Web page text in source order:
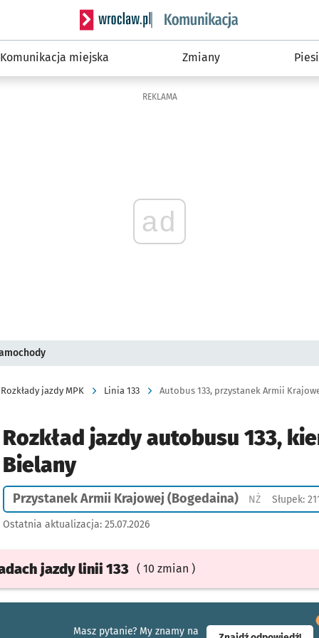
Serwis informacyjny wroclaw.pl podserwis:
Komunikacja miejska Zmiany Piesi
REKLAMA
ad
Rozkłady jazdy MPK Linia 133 Autobus 133, przystanek Armii
Rozkład jazdy autobusu 133,
Bielany
Przystanek Armii Krajowej (Bogedaina) NŻPrzystanek
Słupek:
Ostatnia aktualizacja: 25.07.2026
jazdylinii 133 ( 10 zmian )
Masz pytanie? My znamy na